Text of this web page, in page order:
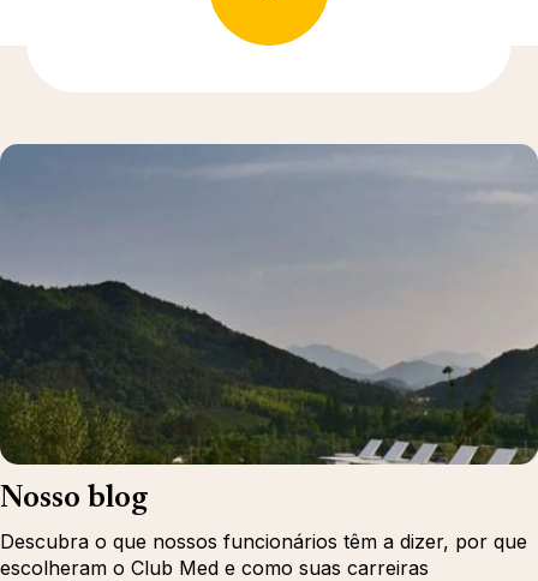
Nosso blog
Descubra o que nossos funcionários têm a dizer, por que
escolheram o Club Med e como suas carreiras